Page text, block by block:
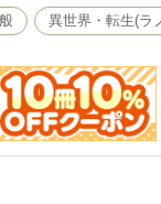
ファンタジー、第二
異世界・転生(ラ